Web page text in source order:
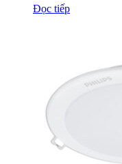
Đọc tiếp